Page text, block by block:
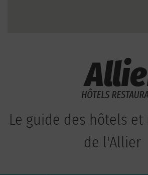
Le guide des hôtels
de l'Allier